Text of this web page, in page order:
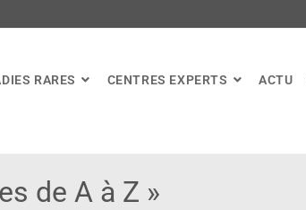
RARES CENTRES EXPERTS ACTU
de A à Z »